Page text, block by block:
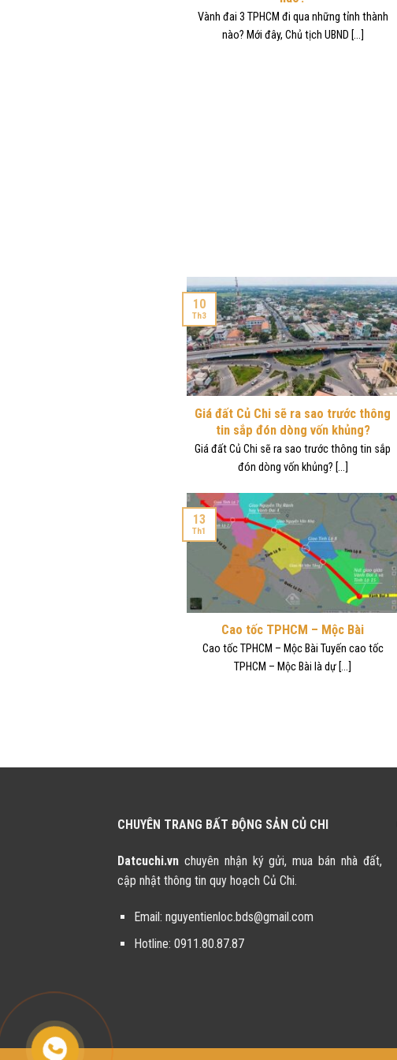
Vành đai 3 TPHCM đi qua những tỉnh thành
nào? Mới đây, Chủ tịch UBND [...]
Giá đất Củ Chi sẽ ra sao trước thông
tin sắp đón dòng vốn khủng?
Giá đất Củ Chi sẽ ra sao trước thông tin sắp
đón dòng vốn khủng? [...]
10
Th3
Cao tốc TPHCM – Mộc Bài
Cao tốc TPHCM – Mộc Bài Tuyến cao tốc
TPHCM – Mộc Bài là dự [...]
13
Th1
CHUYÊN TRANG BẤT ĐỘNG SẢN CỦ CHI
Datcuchi.vn chuyên nhận ký gửi, mua bán nhà đất,
cập nhật thông tin quy hoạch Củ Chi.
Email:nguyentienloc.bds@gmail.com
Hotline:0911.80.87.87